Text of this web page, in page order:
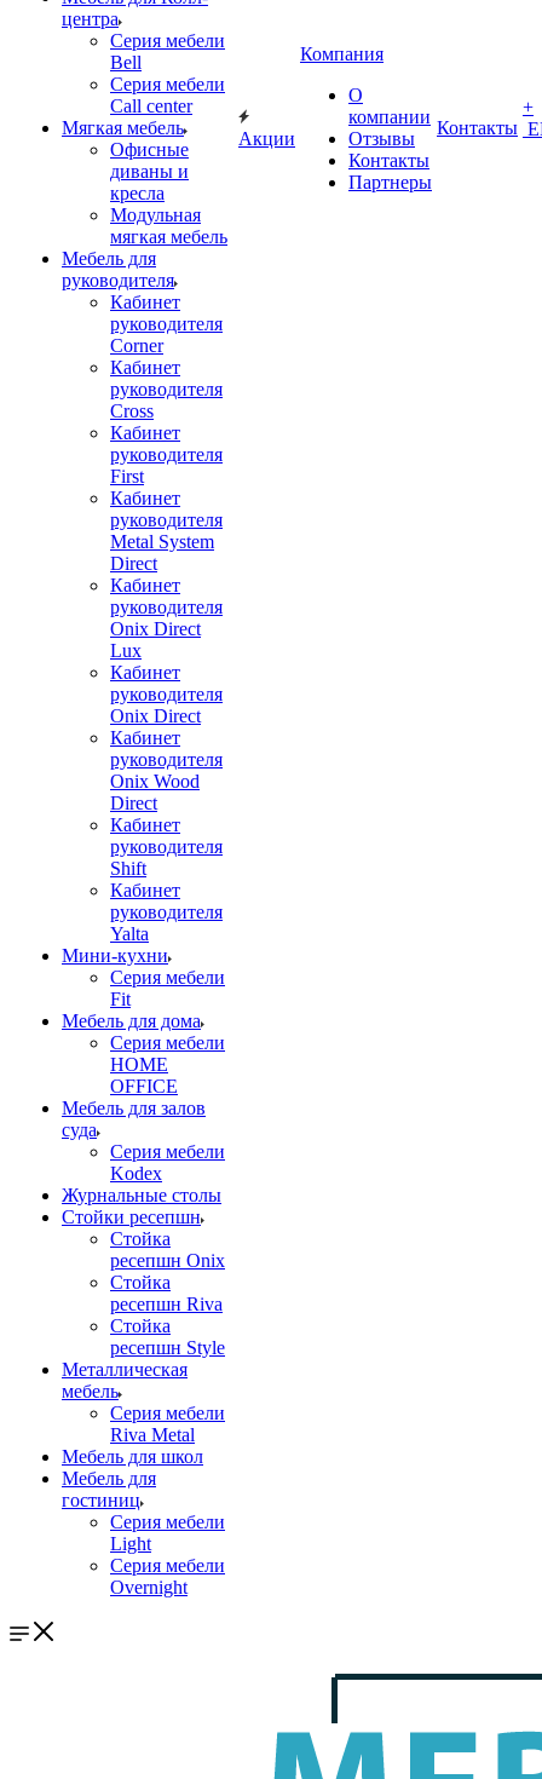
центра
Серия мебели
Bell
Серия мебели
Call center
Мягкая мебель
Офисные
диваны и
кресла
Модульная
мягкая мебель
Мебель для
руководителя
Кабинет
руководителя
Corner
Кабинет
руководителя
Cross
Кабинет
руководителя
First
Кабинет
руководителя
Metal System
Direct
Кабинет
руководителя
Onix Direct
Lux
Кабинет
руководителя
Onix Direct
Кабинет
руководителя
Onix Wood
Direct
Кабинет
руководителя
Shift
Кабинет
руководителя
Yalta
Мини-кухни
Серия мебели
Fit
Мебель для дома
Серия мебели
HOME
OFFICE
Мебель для залов
суда
Серия мебели
Kodex
Журнальные столы
Стойки ресепшн
Стойка
ресепшн Onix
Стойка
ресепшн Riva
Стойка
ресепшн Style
Металлическая
мебель
Серия мебели
Riva Metal
Мебель для школ
Мебель для
гостиниц
Серия мебели
Light
Серия мебели
Overnight
Акции
Компания
О
компании
Отзывы
Контакты
Партнеры
Контакты
+